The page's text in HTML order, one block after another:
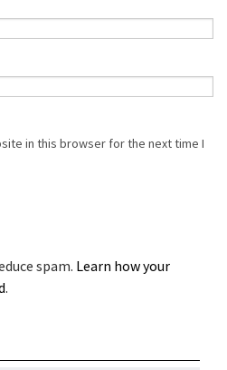
in this browser for the next time I
spam. Learn how your
.